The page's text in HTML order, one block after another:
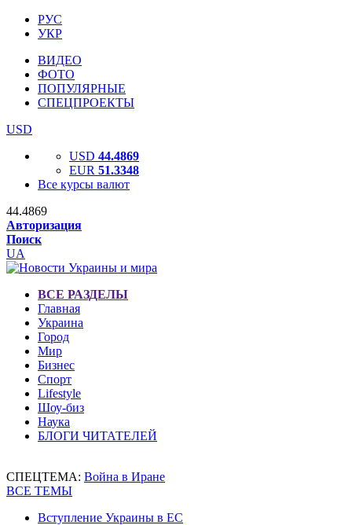
РУС
УКР
ВИДЕО
ФОТО
ПОПУЛЯРНЫЕ
СПЕЦПРОЕКТЫ
USD
USD 44.4869
EUR 51.3348
Все курсы валют
44.4869
Авторизация
Поиск
UA
ВСЕ РАЗДЕЛЫ
Главная
Украина
Город
Мир
Бизнес
Спорт
Lifestyle
Шоу-биз
Наука
БЛОГИ ЧИТАТЕЛЕЙ
СПЕЦТЕМА: Война в Иране
ВСЕ ТЕМЫ
Вступление Украины в ЕС